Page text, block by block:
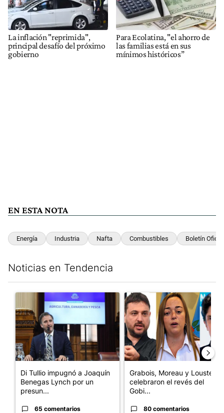
La inflación "reprimida",
principal desafío del próximo
gobierno
Para Ecolatina, "el ahorro de
las familias está en sus
mínimos históricos”
EN ESTA NOTA
Energía Industria Nafta Combustibles Boletín Oficial
Noticias en Tendencia
Un artículo de tendencia con el título "Di Tullio impugnó a
Di Tullio impugnó a Joaquín
Benegas Lynch por un
presun...
65 comentarios
Un artículo de tendencia con
Grabois, Moreau y Lousteau
celebraron el revés del
Gobi...
80 comentarios